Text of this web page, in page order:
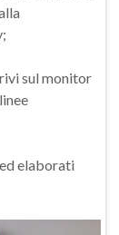
sul monitor
elaborati